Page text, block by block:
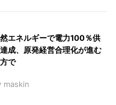
エネルギーで電力100％供
成、原発経営合理化が進む
で
maskin